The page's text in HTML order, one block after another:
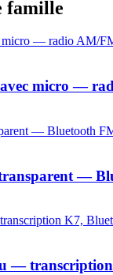
famille
avec micro —
transparent —
—